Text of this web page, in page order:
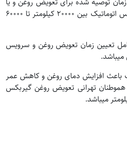
سرویس‌ های دوره‌ ای گیربکس اتوماتیک بین ۲۰۰۰۰ کیلومتر تا ۶۰۰۰۰
تعیین زمان تعویض روغن و سرویس‌
میباشد.
باعث افزایش دمای روغن و کاهش عمر
تهرانی تعویض روغن گیربکس